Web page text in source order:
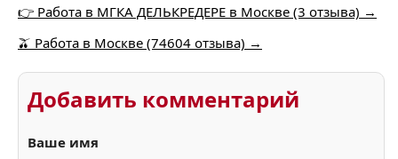
👉 Работа в МГКА ДЕЛЬКРЕДЕРЕ в Москве (3 отзыва) →
🫒 Работа в Москве (74604 отзыва) →
Добавить комментарий
Ваше имя